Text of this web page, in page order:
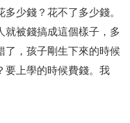
少錢？花不了多少錢。
就被錢搞成這個樣子，多
了，孩子剛生下來的時候
要上學的時候費錢。我